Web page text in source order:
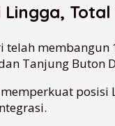
Total
telah
Tanjung Buton
posisi